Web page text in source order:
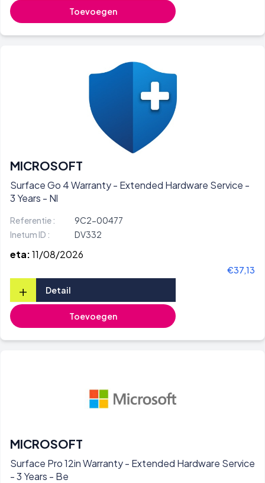
Toevoegen
MICROSOFT
Surface Go 4 Warranty - Extended Hardware Service -
3 Years - Nl
Referentie :
9C2-00477
Inetum ID :
DV332
eta:11/08/2026
€37,13
+ Detail
Toevoegen
MICROSOFT
Surface Pro 12in Warranty - Extended Hardware Service
- 3 Years - Be